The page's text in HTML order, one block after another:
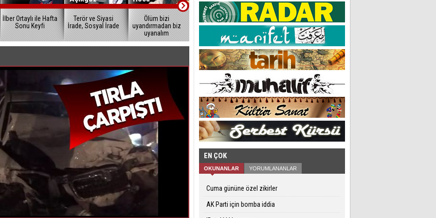
İlber Ortaylı ile Hafta
Sonu Keyfi
Terör ve Siyasi
İrade, Sosyal İrade
Ölüm bizi
uyandırmadan biz
uyanalım
Muhteşem Yüz
Yalan
Bir Yol Var
Rûm Evliyası ve
Akşemseddin’in
EN ÇOK
OKUNANLAR YORUMLANANLAR
Cuma gününe özel zikirler
AK Parti için bomba iddia